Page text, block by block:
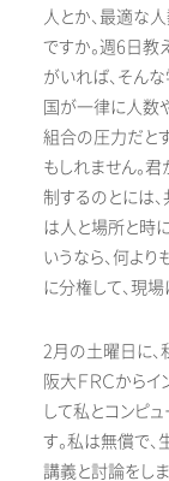
人とか、最適な
ですか。週6日教
がいれば、そんな
国が一律に人数
組合の圧力だと
もしれません。
制するのとには
は人と場所と時
いうなら、何よ
に分権して、現
2月の土曜日に
阪大ＦＲＣからイ
して私とコンピ
す。私は無償で、
講義と討論をし